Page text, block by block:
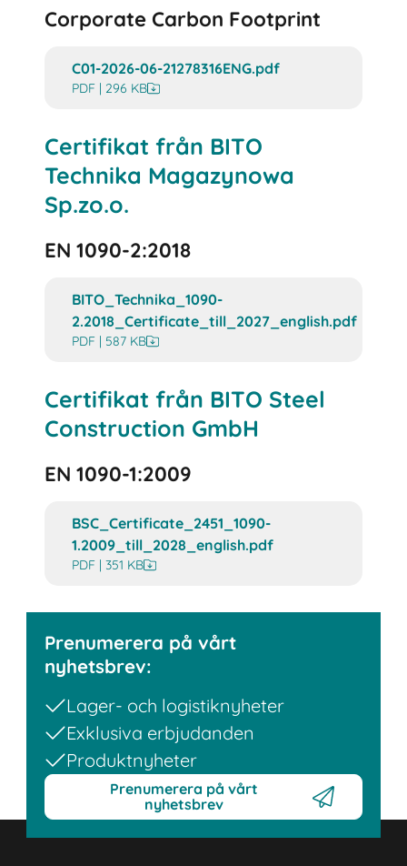
Corporate Carbon Footprint
C01-2026-06-21278316ENG.pdf
PDF | 296 KB
Certifikat från BITO
Technika Magazynowa
Sp.zo.o.
EN 1090-2:2018
BITO_Technika_1090-
2.2018_Certificate_till_2027_english.pdf
PDF | 587 KB
Certifikat från BITO Steel
Construction GmbH
EN 1090-1:2009
BSC_Certificate_2451_1090-
1.2009_till_2028_english.pdf
PDF | 351 KB
Prenumerera på vårt
nyhetsbrev:
Lager- och logistiknyheter
Exklusiva erbjudanden
Produktnyheter
Prenumerera på vårt
nyhetsbrev